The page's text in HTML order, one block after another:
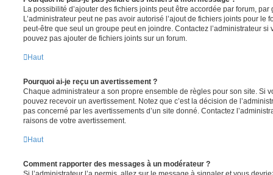
La possibilité d’ajouter des fichiers joints peut être accordée par forum, par
L’administrateur peut ne pas avoir autorisé l’ajout de fichiers joints pour le
peut-être que seul un groupe peut en joindre. Contactez l’administrateur
pouvez pas ajouter de fichiers joints sur un forum.
Haut
Pourquoi ai-je reçu un avertissement ?
Chaque administrateur a son propre ensemble de règles pour son site. Si
pouvez recevoir un avertissement. Notez que c’est la décision de
pas concerné par les avertissements d’un site donné. Contactez
raisons de votre avertissement.
Haut
Comment rapporter des messages à un modérateur ?